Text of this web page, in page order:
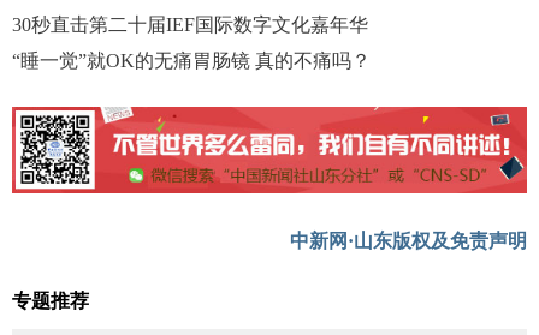
30秒直击第二十届IEF国际数字文化嘉年华
“睡一觉”就OK的无痛胃肠镜 真的不痛吗？
中新网·山东版权及免责声明
专题推荐